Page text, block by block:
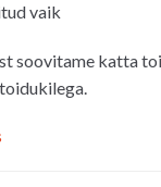
vaik
soovitame katta